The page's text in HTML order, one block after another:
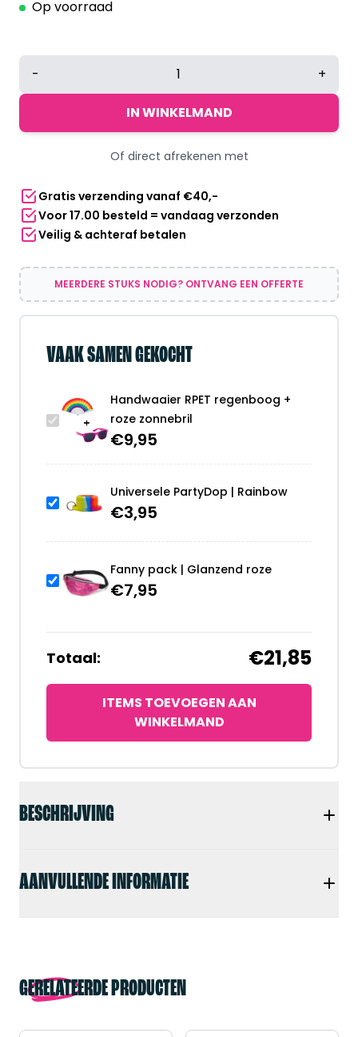
BESCHRIJVING
AANVULLENDE INFORMATIE
Op voorraad
Handwaaier
regenboog
- +
IN WINKELMAND
Of direct afrekenen met
Gratis verzending vanaf €40,-
Voor 17.00 besteld = vandaag verzonden
Veilig & achteraf betalen
MEERDERE STUKS NODIG? ONTVANG EEN OFFERTE
VAAK SAMEN GEKOCHT
Handwaaier RPET regenboog +
roze zonnebril
€9,95
Universele PartyDop | Rainbow
€3,95
Fanny pack | Glanzend roze
€7,95
Totaal: €21,85
ITEMS TOEVOEGEN AAN
WINKELMAND
GERELATEERDE PRODUCTEN